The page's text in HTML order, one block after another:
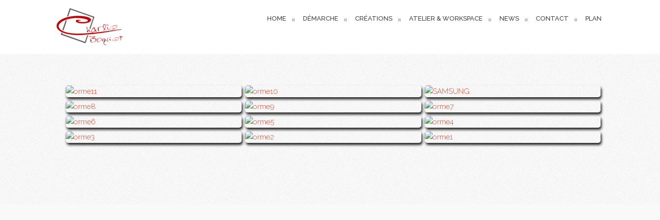
HOME DÉMARCHE CRÉATIONS ATELIER & WORKSPACE NEWS CONTACT PLAN